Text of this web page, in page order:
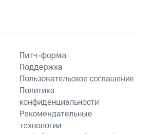
Питч-форма
Поддержка
Пользовательское соглашение
Политика
конфиденциальности
Рекомендательные
технологии